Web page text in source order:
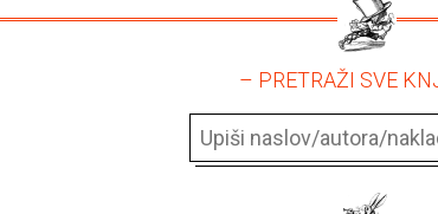
– PRETRAŽI SVE